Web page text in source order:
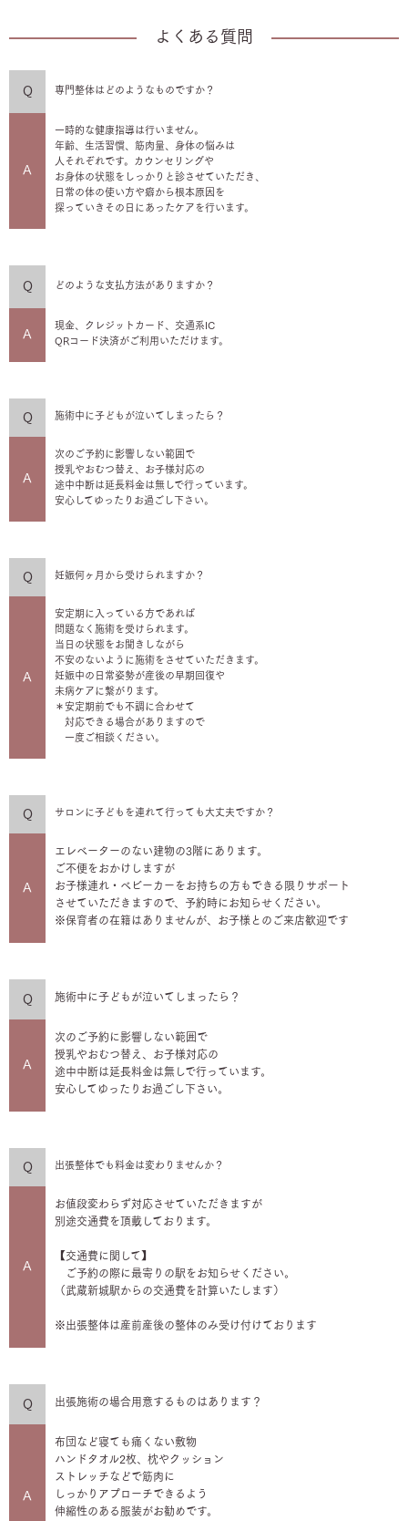
よくある質問
Q 専門整体はどのようなものですか？
A
一時的な健康指導は行いません。
年齢、生活習慣、筋肉量、身体の悩みは
人それぞれです。カウンセリングや
お身体の状態をしっかりと診させていただき、
日常の体の使い方や癖から根本原因を
探っていきその日にあったケアを行います。
Q どのような支払方法がありますか？
A
現金、クレジットカード、交通系IC
QRコード決済がご利用いただけます。
Q 施術中に子どもが泣いてしまったら？
A
次のご予約に影響しない範囲で
授乳やおむつ替え、お子様対応の
途中中断は延長料金は無しで行っています。
安心してゆったりお過ごし下さい。
Q 妊娠何ヶ月から受けられますか？
A
安定期に入っている方であれば
問題なく施術を受けられます。
当日の状態をお聞きしながら
不安のないように施術をさせていただきます。
妊娠中の日常姿勢が産後の早期回復や
未病ケアに繋がります。
＊安定期前でも不調に合わせて
対応できる場合がありますので
一度ご相談ください。
Q サロンに子どもを連れて行っても大丈夫ですか？
A
エレベーターのない建物の3階にあります。
ご不便をおかけしますが
お子様連れ・ベビーカーをお持ちの方もできる限りサポート
させていただきますので、予約時にお知らせください。
※保育者の在籍はありませんが、お子様とのご来店歓迎です
Q 施術中に子どもが泣いてしまったら？
A
次のご予約に影響しない範囲で
授乳やおむつ替え、お子様対応の
途中中断は延長料金は無しで行っています。
安心してゆったりお過ごし下さい。
Q 出張整体でも料金は変わりませんか？
A
お値段変わらず対応させていただきますが
別途交通費を頂戴しております。
【交通費に関して】
ご予約の際に最寄りの駅をお知らせください。
（武蔵新城駅からの交通費を計算いたします）
※出張整体は産前産後の整体のみ受け付けております
Q 出張施術の場合用意するものはあります？
A
布団など寝ても痛くない敷物
ハンドタオル2枚、枕やクッション
ストレッチなどで筋肉に
しっかりアプローチできるよう
伸縮性のある服装がお勧めです。